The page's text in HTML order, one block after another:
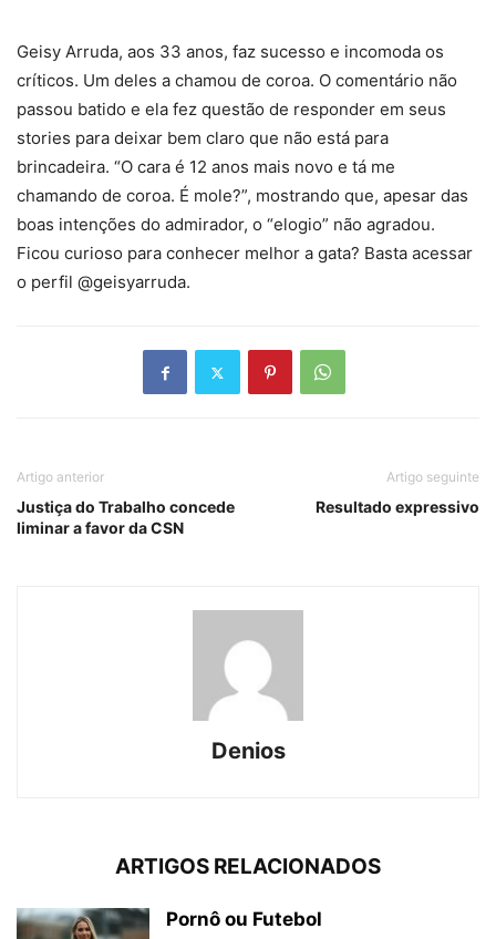
Geisy Arruda, aos 33 anos, faz sucesso e incomoda os
críticos. Um deles a chamou de coroa. O comentário não
passou batido e ela fez questão de responder em seus
stories para deixar bem claro que não está para
brincadeira. “O cara é 12 anos mais novo e tá me
chamando de coroa. É mole?”, mostrando que, apesar das
boas intenções do admirador, o “elogio” não agradou.
Ficou curioso para conhecer melhor a gata? Basta acessar
o perfil @geisyarruda.
Artigo anterior
Justiça do Trabalho concede
liminar a favor da CSN
Artigo seguinte
Resultado expressivo
Denios
ARTIGOS RELACIONADOS
Pornô ou Futebol